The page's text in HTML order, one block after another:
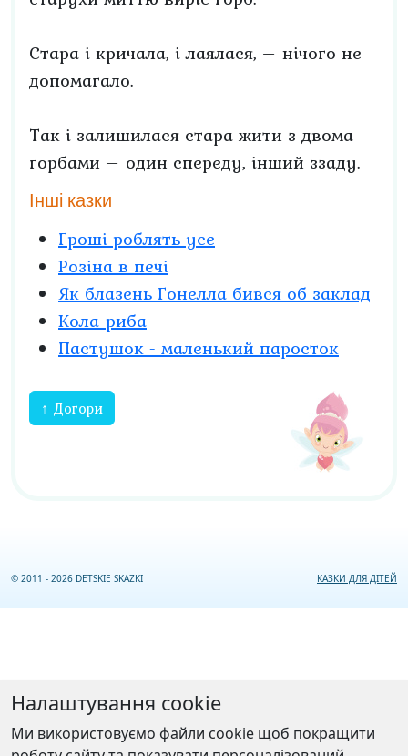
Стара і кричала, і лаялася, – нічого не
допомагало.
Так і залишилася стара жити з двома
горбами – один спереду, інший ззаду.
Інші казки
Гроші роблять усе
Розіна в печі
Як блазень Гонелла бився об заклад
Кола-риба
Пастушок - маленький паросток
↑ Догори
© 2011 - 2026 DETSKIE SKAZKI КАЗКИ ДЛЯ ДІТЕЙ
Налаштування cookie
Ми використовуємо файли cookie щоб покращити